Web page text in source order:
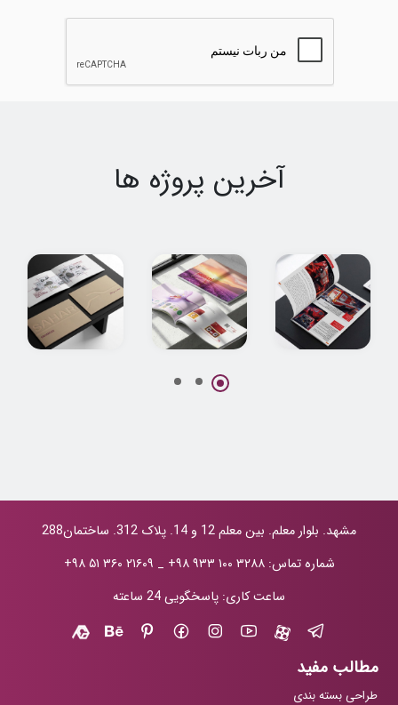
آخرین پروژه ها
زعفران هراتی
مشهد. بلوار معلم. بین معلم 12 و 14. پلاک 312. ساختمان288
شماره تماس:+۹۸ ۹۳۳ ۱۰۰ ۳۲۸۸ _ +۹۸ ۵۱ ۳۶۰ ۲۱۶۰۹
ساعت کاری: پاسخگویی 24 ساعته
مطالب مفید
طراحی بسته بندی